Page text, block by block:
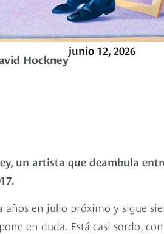
Hockney
junio 12, 2026
un artista que deambula
años en julio próximo y sigue
en duda. Está casi sordo,